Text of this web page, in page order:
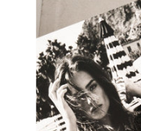
ultricies
elit.